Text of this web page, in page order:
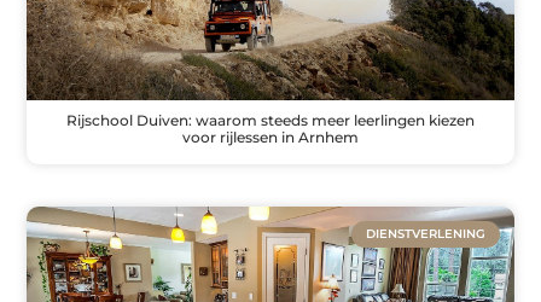
Rijschool Duiven: waarom steeds meer leerlingen kiezen
voor rijlessen in Arnhem
DIENSTVERLENING